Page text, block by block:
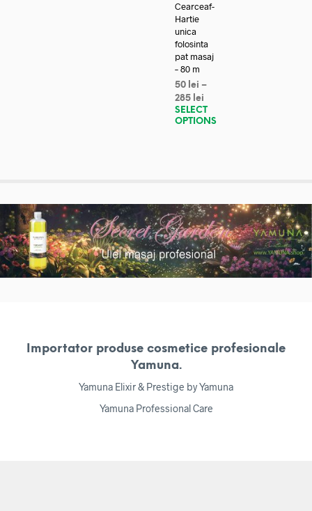
Cearceaf-
Hartie
unica
folosinta
pat masaj
– 80 m
50 lei –
285 lei
SELECT
OPTIONS
Importator produse cosmetice profesionale
Yamuna.
Yamuna Elixir & Prestige by Yamuna
Yamuna Professional Care